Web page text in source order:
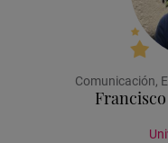
Comunicación,